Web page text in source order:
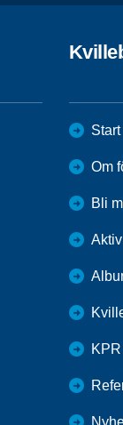
Start
Om
Bli
KPR